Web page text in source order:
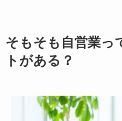
そもそも自営業っ
トがある？